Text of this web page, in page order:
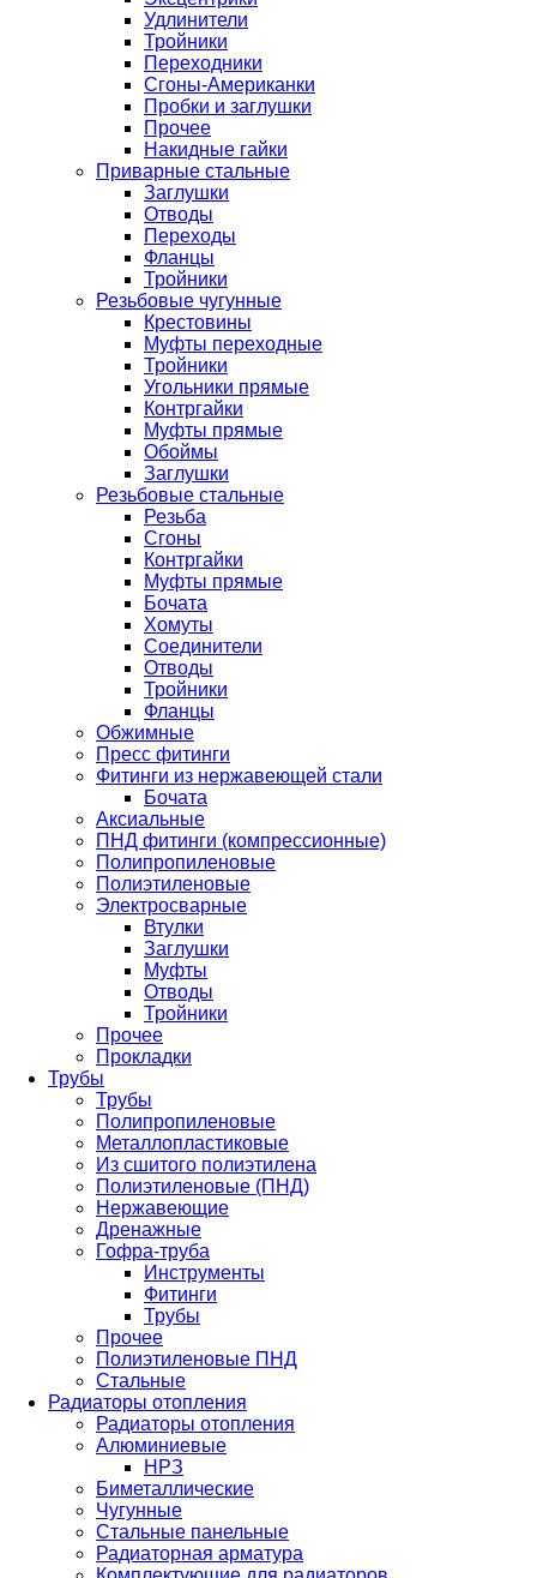
Удлинители
Тройники
Переходники
Сгоны-Американки
Пробки и заглушки
Прочее
Накидные гайки
Приварные стальные
Заглушки
Отводы
Переходы
Фланцы
Тройники
Резьбовые чугунные
Крестовины
Муфты переходные
Тройники
Угольники прямые
Контргайки
Муфты прямые
Обоймы
Заглушки
Резьбовые стальные
Резьба
Сгоны
Контргайки
Муфты прямые
Бочата
Хомуты
Соединители
Отводы
Тройники
Фланцы
Обжимные
Пресс фитинги
Фитинги из нержавеющей стали
Бочата
Аксиальные
ПНД фитинги (компрессионные)
Полипропиленовые
Полиэтиленовые
Электросварные
Втулки
Заглушки
Муфты
Отводы
Тройники
Прочее
Прокладки
Трубы
Трубы
Полипропиленовые
Металлопластиковые
Из сшитого полиэтилена
Полиэтиленовые (ПНД)
Нержавеющие
Дренажные
Гофра-труба
Инструменты
Фитинги
Трубы
Прочее
Полиэтиленовые ПНД
Стальные
Радиаторы отопления
Радиаторы отопления
Алюминиевые
НРЗ
Биметаллические
Чугунные
Стальные панельные
Радиаторная арматура